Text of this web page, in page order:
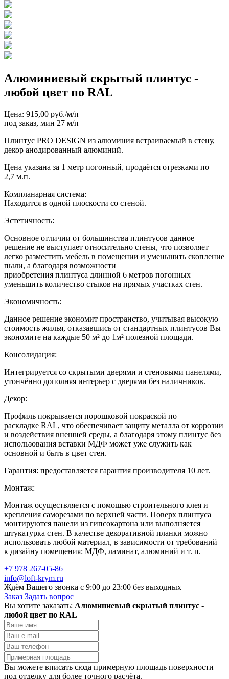
Алюминиевый скрытый плинтус -
любой цвет по RAL
Цена: 915,00 руб./м/п
под заказ, мин 27 м/п
Плинтус PRO DESIGN из алюминия встраиваемый в стену,
декор анодированный алюминий.
Цена указана за 1 метр погонный, продаётся отрезками по
2,7 м.п.
Компланарная система:
Находится в одной плоскости со стеной.
Эстетичность:
Основное отличии от большинства плинтусов данное
решение не выступает относительно стены, что позволяет
легко разместить мебель в помещении и уменьшить скопление
пыли, а благодаря возможности
приобретения плинтуса длинной 6 метров погонных
уменьшить количество стыков на прямых участках стен.
Экономичность:
Данное решение экономит пространство, учитывая высокую
стоимость жилья, отказавшись от стандартных плинтусов Вы
экономите на каждые 50 м² до 1м² полезной площади.
Консолидация:
Интегрируется со скрытыми дверями и стеновыми панелями,
утончённо дополняя интерьер с дверями без наличников.
Декор:
Профиль покрывается порошковой покраской по
раскладке RAL, что обеспечивает защиту металла от коррозии
и воздействия внешней среды, а благодаря этому плинтус без
использования вставки МДФ может уже служить как
основной и быть в цвет стен.
Гарантия: предоставляется гарантия производителя 10 лет.
Монтаж:
Монтаж осуществляется с помощью строительного клея и
крепления саморезами по верхней части. Поверх плинтуса
монтируются панели из гипсокартона или выполняется
штукатурка стен. В качестве декоративной планки можно
использовать любой материал, в зависимости от требований
к дизайну помещения: МДФ, ламинат, алюминий и т. п.
+7 978 267-05-86
info@loft-krym.ru
Ждём Вашего звонка с 9:00 до 23:00 без выходных
Заказ Задать вопрос
Вы хотите заказать: Алюминиевый скрытый плинтус -
любой цвет по RAL
Вы можете вписать сюда примерную площадь поверхности
под отделку для более точного расчёта.